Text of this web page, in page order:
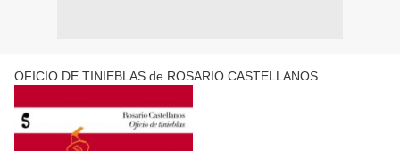
OFICIO DE TINIEBLAS de ROSARIO CASTELLANOS